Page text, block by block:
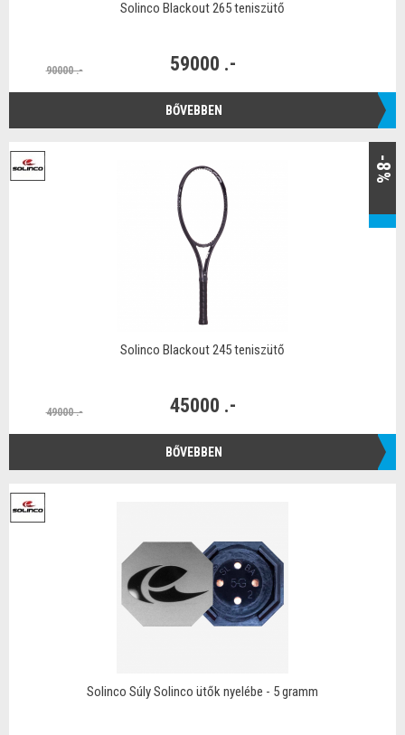
Solinco Blackout 265 teniszütő
90000 .- 59000 .-
BŐVEBBEN
-8%
Solinco Blackout 245 teniszütő
49000 .- 45000 .-
BŐVEBBEN
Solinco Súly Solinco ütők nyelébe - 5 gramm